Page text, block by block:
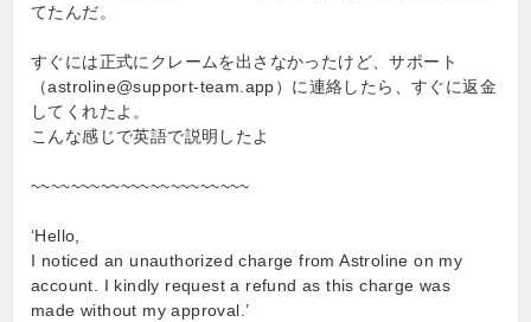
てたんだ。
すぐには正式にクレームを出さなかったけど、サポート
（astroline@support-team.app）に連絡したら、すぐに返金
してくれたよ。
こんな感じで英語で説明したよ
~~~~~~~~~~~~~~~~~~~~~~
‘Hello,
I noticed an unauthorized charge from Astroline on my
account. I kindly request a refund as this charge was
made without my approval.’